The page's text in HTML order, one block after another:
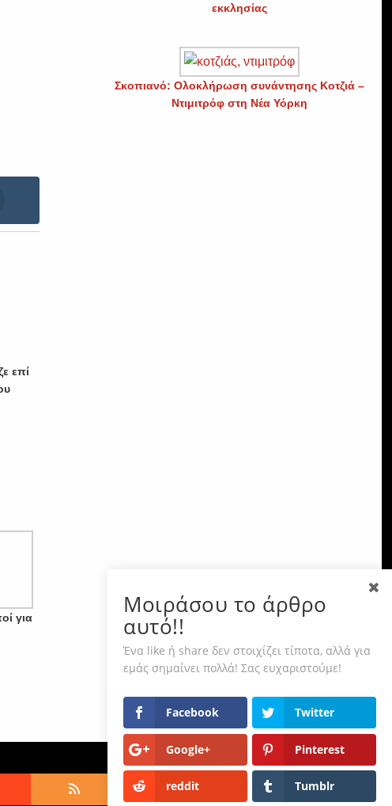
επί
για
εκκλησίας
Σκοπιανό: Ολοκλήρωση συνάντησης Κοτζιά –
Ντιμιτρόφ στη Νέα Υόρκη
Μοιράσου το άρθρο
αυτό!!
Ένα like ή share δεν στοιχίζει τίποτα, αλλά για
εμάς σημαίνει πολλά! Σας ευχαριστούμε!
Facebook Twitter
Google+ Pinterest
reddit Tumblr